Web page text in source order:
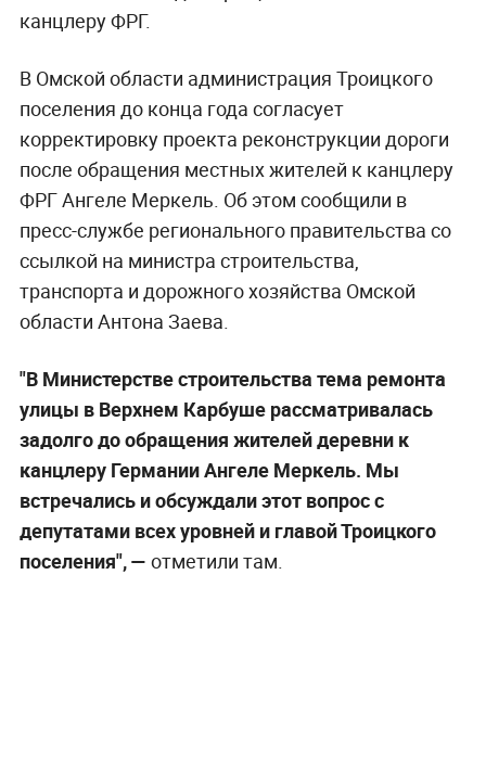
канцлеру ФРГ.
В Омской области администрация Троицкого
поселения до конца года согласует
корректировку проекта реконструкции дороги
после обращения местных жителей к канцлеру
ФРГ Ангеле Меркель. Об этом сообщили в
пресс-службе регионального правительства со
ссылкой на министра строительства,
транспорта и дорожного хозяйства Омской
области Антона Заева.
"В Министерстве строительства тема ремонта
улицы в Верхнем Карбуше рассматривалась
задолго до обращения жителей деревни к
канцлеру Германии Ангеле Меркель. Мы
встречались и обсуждали этот вопрос с
депутатами всех уровней и главой Троицкого
поселения", — отметили там.